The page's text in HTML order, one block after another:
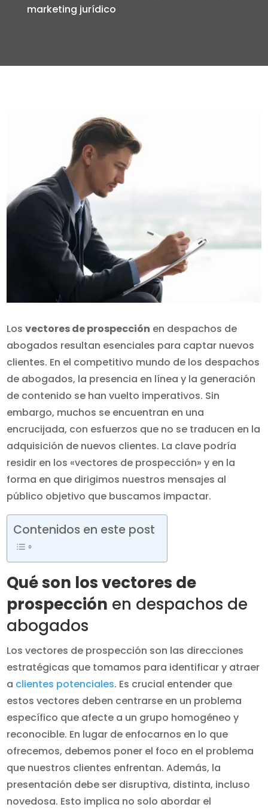
marketing jurídico
Losvectores de prospección en despachos de
abogados resultan esenciales para captar nuevos
clientes. En el competitivo mundo de los despachos
de abogados, la presencia en línea y la generación
de contenido se han vuelto imperativos. Sin
embargo, muchos se encuentran en una
encrucijada, con esfuerzos que no se traducen en la
adquisición de nuevos clientes. La clave podría
residir en los «vectores de prospección» y en la
forma en que dirigimos nuestros mensajes al
público objetivo que buscamos impactar.
Contenidos en este post
Qué son los vectores de
prospección en despachos de
abogados
Los vectores de prospección son las direcciones
estratégicas que tomamos para identificar y atraer
a clientes potenciales. Es crucial entender que
estos vectores deben centrarse en un problema
específico que afecte a un grupo homogéneo y
reconocible. En lugar de enfocarnos en lo que
ofrecemos, debemos poner el foco en el problema
que nuestros clientes enfrentan. Además, la
presentación debe ser disruptiva, distinta, incluso
novedosa. Esto implica no solo abordar el